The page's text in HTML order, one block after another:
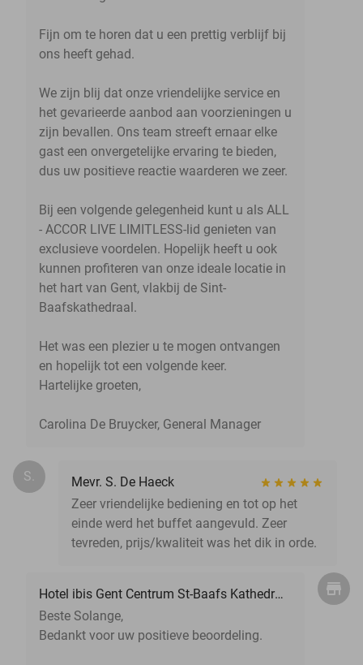
Fijn om te horen dat u een prettig verblijf bij
ons heeft gehad.
We zijn blij dat onze vriendelijke service en
het gevarieerde aanbod aan voorzieningen u
zijn bevallen. Ons team streeft ernaar elke
gast een onvergetelijke ervaring te bieden,
dus uw positieve reactie waarderen we zeer.
Bij een volgende gelegenheid kunt u als ALL
- ACCOR LIVE LIMITLESS-lid genieten van
exclusieve voordelen. Hopelijk heeft u ook
kunnen profiteren van onze ideale locatie in
het hart van Gent, vlakbij de Sint-
Baafskathedraal.
Het was een plezier u te mogen ontvangen
en hopelijk tot een volgende keer.
Hartelijke groeten,
Carolina De Bruycker, General Manager
S.
Mevr. S. De Haeck
Zeer vriendelijke bediening en tot op het
einde werd het buffet aangevuld. Zeer
tevreden, prijs/kwaliteit was het dik in orde.
Hotel ibis Gent Centrum St-Baafs Kathedraal
Beste Solange,
Bedankt voor uw positieve beoordeling.